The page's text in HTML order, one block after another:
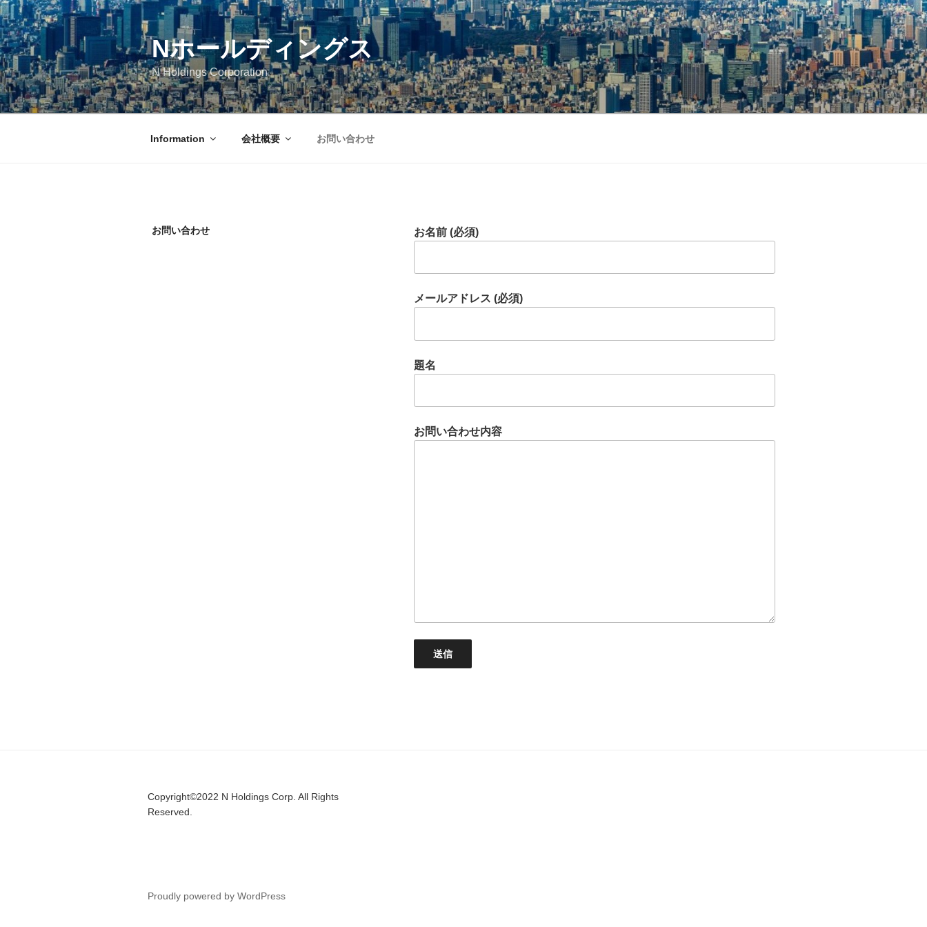
コ
ン
テ
ン
ツ
へ
ス
Nホールディングス
N Holdings Corporation
Information 会社概要 お問い合わせ
お問い合わせ お名前 (必須)
メールアドレス (必須)
題名
お問い合わせ内容
Copyright©2022 N Holdings Corp. All Rights
Reserved.
Proudly powered by WordPress